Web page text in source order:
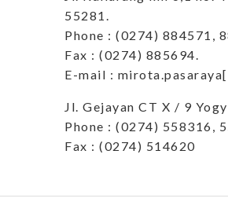
55281.
Phone : (0274) 884571,
Fax : (0274) 885694.
E-mail :
Jl. Gejayan CT X / 9
Phone : (0274) 558316,
Fax : (0274) 514620